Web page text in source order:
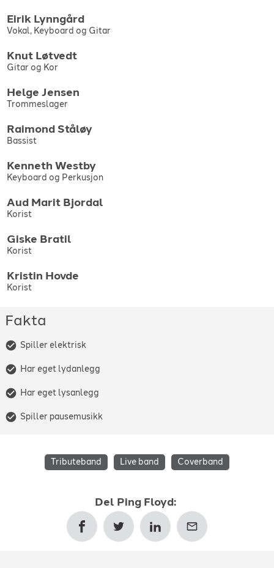
Eirik Lynngård
Vokal, Keyboard og Gitar
Knut Løtvedt
Gitar og Kor
Helge Jensen
Trommeslager
Raimond Ståløy
Bassist
Kenneth Westby
Keyboard og Perkusjon
Aud Marit Bjordal
Korist
Giske Bratil
Korist
Kristin Hovde
Korist
Fakta
Spiller elektrisk
Har eget lydanlegg
Har eget lysanlegg
Spiller pausemusikk
Tributeband Live band Coverband
Del Ping Floyd: